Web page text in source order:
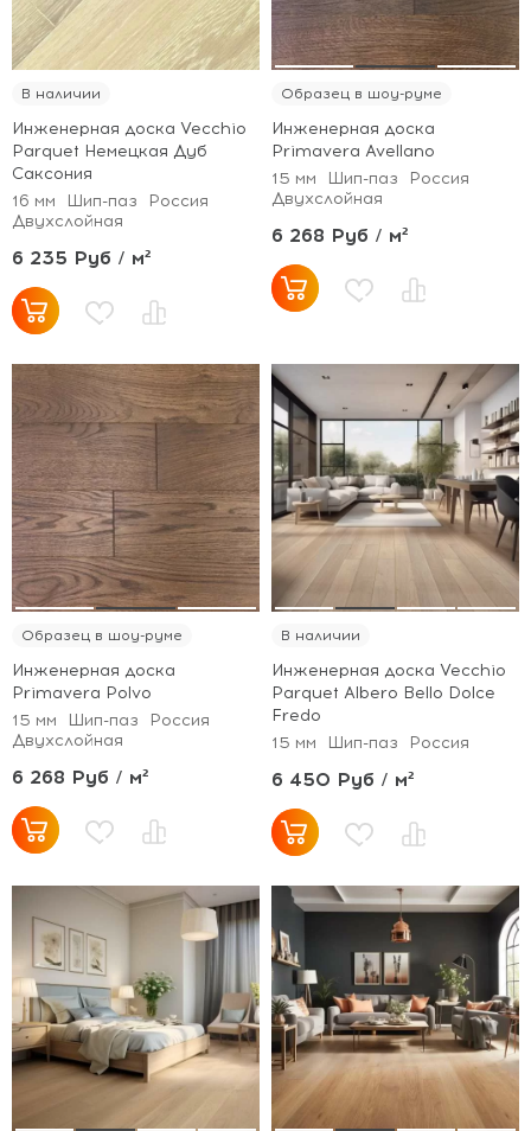
В наличии
Инженерная доска Vecchio
Parquet Немецкая Дуб
Саксония
16 мм
Шип-паз
Россия
Двухслойная
6 235 Руб / м²
Образец в шоу-руме
Инженерная доска
Primavera Avellano
15 мм
Шип-паз
Россия
Двухслойная
6 268 Руб / м²
Образец в шоу-руме
Инженерная доска
Primavera Polvo
15 мм
Шип-паз
Россия
Двухслойная
6 268 Руб / м²
В наличии
Инженерная доска Vecchio
Parquet Albero Bello Dolce
Fredo
15 мм
Шип-паз Россия
6 450 Руб / м²